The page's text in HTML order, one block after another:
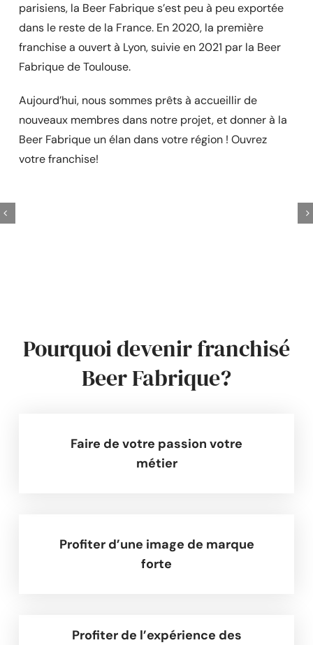
parisiens, la Beer Fabrique s’est peu à peu exportée
dans le reste de la France. En 2020, la première
franchise a ouvert à Lyon, suivie en 2021 par la Beer
Fabrique de Toulouse.
Aujourd’hui, nous sommes prêts à accueillir de
nouveaux membres dans notre projet, et donner à la
Beer Fabrique un élan dans votre région ! Ouvrez
votre franchise!
Pourquoi devenir franchisé
Beer Fabrique?
Faire de votre passion votre
métier
Profiter d’une image de marque
forte
Profiter de l’expérience des